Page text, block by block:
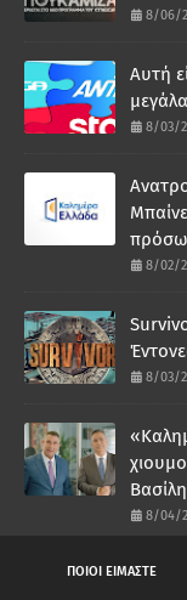
8/06/
Αυτή
8/03/
8/02/
8/03/
8/04/
ΠΟΙΟΙ ΕΙΜΑΣΤΕ